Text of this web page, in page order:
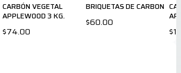
CARBÓN VEGETAL
APPLEWOOD 3 KG.
$74.00
BRIQUETAS DE CARBON
$60.00